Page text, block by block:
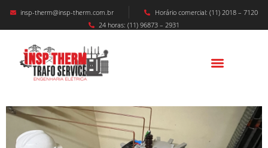
insp-therm@insp-therm.com.br
Horário comercial: (11) 2018 – 7120
24 horas: (11) 96873 – 2931
MANUTENÇÃO CABINE PRIMÁRIA
CURITIBA: Segurança, Confiabilidade E Alta